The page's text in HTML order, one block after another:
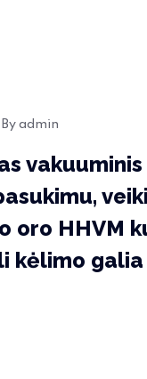
Byadmin
oro HHVM
kėlimo galia